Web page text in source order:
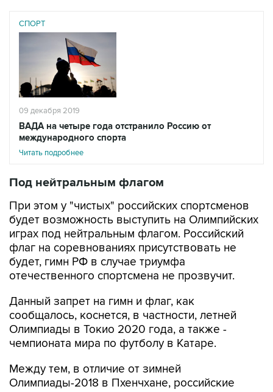
СПОРТ
09 декабря 2019
ВАДА на четыре года отстранило Россию от
международного спорта
Читать подробнее
Под нейтральным флагом
При этом у "чистых" российских спортсменов
будет возможность выступить на Олимпийских
играх под нейтральным флагом. Российский
флаг на соревнованиях присутствовать не
будет, гимн РФ в случае триумфа
отечественного спортсмена не прозвучит.
Данный запрет на гимн и флаг, как
сообщалось, коснется, в частности, летней
Олимпиады в Токио 2020 года, а также -
чемпионата мира по футболу в Катаре.
Между тем, в отличие от зимней
Олимпиады-2018 в Пхенчхане, российские